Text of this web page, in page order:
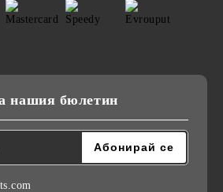
нашия бюлетин